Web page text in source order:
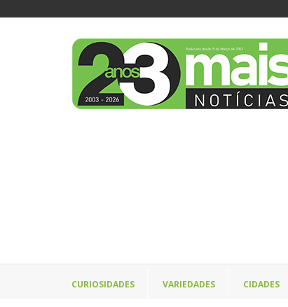
CURIOSIDADES VARIEDADES CIDADES